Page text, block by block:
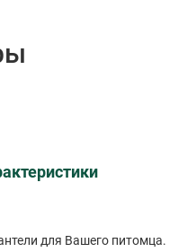
для Вашего питомца.